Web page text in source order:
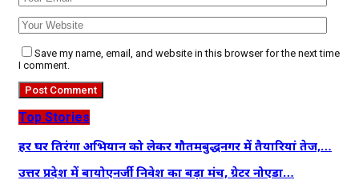
Save my name, email, and website in this browser for the next time
I comment.
Top Stories
हर घर तिरंगा अभियान को लेकर गौतमबुद्धनगर में तैयारियां तेज,…
उत्तर प्रदेश में बायोएनर्जी निवेश का बड़ा मंच, ग्रेटर नोएडा…